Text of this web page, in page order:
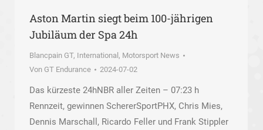
Aston Martin siegt beim 100-jährigen
Jubiläum der Spa 24h
Blancpain GT, International , Motorsport News
Von GT Endurance 2024-07-02
Das kürzeste 24hNBR aller Zeiten – 07:23 h
Rennzeit, gewinnen SchererSportPHX, Chris Mies,
Dennis Marschall, Ricardo Feller und Frank Stippler